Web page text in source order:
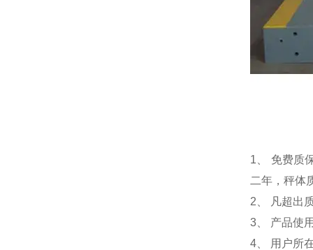
1 、 免费
二年，秤体
2、 凡超出
3、 产品使
4、 用户所